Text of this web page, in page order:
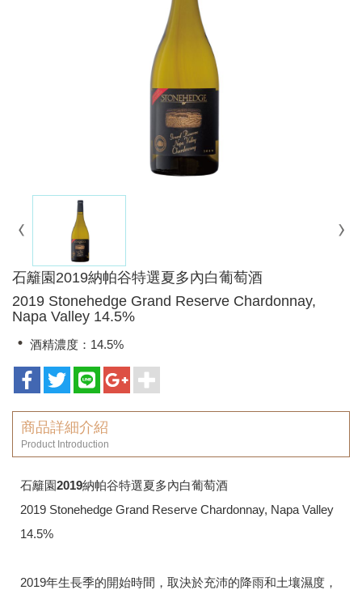
石籬園2019納帕谷特選夏多內白葡萄酒
2019 Stonehedge Grand Reserve Chardonnay,
Napa Valley 14.5%
酒精濃度：14.5%
商品詳細介紹
Product Introduction
石籬園2019納帕谷特選夏多內白葡萄酒
2019 Stonehedge Grand Reserve Chardonnay, Napa Valley
14.5%
2019年生長季的開始時間，取決於充沛的降雨和土壤濕度，